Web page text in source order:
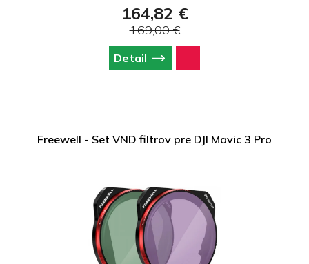
164,82 €
169,00 €
Detail
Freewell - Set VND filtrov pre DJI Mavic 3 Pro